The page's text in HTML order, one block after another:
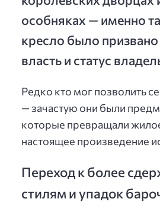
особняках — именно
кресло было
власть и статус
Редко кто мог позволить
— зачастую они были
которые превращали
настоящее произведение
Переход к более
стилям и упадок